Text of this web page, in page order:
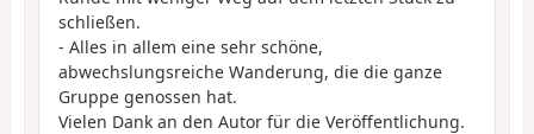
schließen.
- Alles in allem eine sehr schöne,
abwechslungsreiche Wanderung, die die ganze
Gruppe genossen hat.
Vielen Dank an den Autor für die Veröffentlichung.